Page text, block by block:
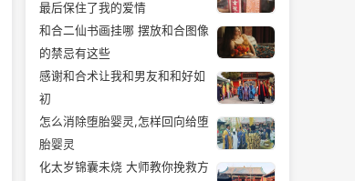
最后保住了我的爱情
和合二仙书画挂哪 摆放和合图像
的禁忌有这些
感谢和合术让我和男友和和好如
初
怎么消除堕胎婴灵,怎样回向给堕
胎婴灵
化太岁锦囊未烧 大师教你挽救方